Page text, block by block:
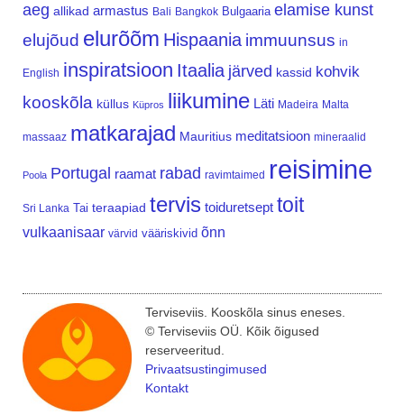
aeg allikad armastus Bali Bangkok Bulgaaria elamise kunst
elujõud elurõõm Hispaania immuunsus in
English inspiratsioon Itaalia järved kassid kohvik
kooskõla küllus Küpros liikumine Läti Madeira Malta
massaaz matkarajad Mauritius meditatsioon mineraalid
Poola Portugal raamat rabad ravimtaimed reisimine
Sri Lanka Tai teraapiad tervis toiduretsept toit
vulkaanisaar värvid vääriskivid õnn
Terviseviis. Kooskõla sinus eneses.
© Terviseviis OÜ. Kõik õigused
reserveeritud.
Privaatsustingimused
Kontakt